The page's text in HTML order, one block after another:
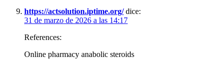
https://actsolution.iptime.org/ dice:
31 de marzo de 2026 a las 14:17
References:
Online pharmacy anabolic steroids